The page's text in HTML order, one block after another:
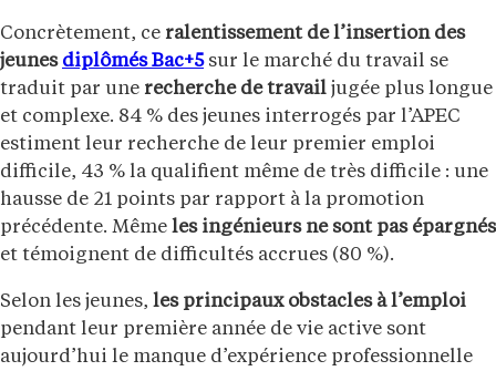
Concrètement, ce ralentissement de l’insertion des
jeunes diplômés Bac+5sur le marché du travail se
traduit par une recherche de travail jugée plus longue
et complexe. 84 % des jeunes interrogés par l’APEC
estiment leur recherche de leur premier emploi
difficile, 43 % la qualifient même de très difficile : une
hausse de 21 points par rapport à la promotion
précédente. Même les ingénieurs ne sont pas épargnés
et témoignent de difficultés accrues (80 %).
Selon les jeunes, les principaux obstacles à l’emploi
pendant leur première année de vie active sont
aujourd’hui le manque d’expérience professionnelle